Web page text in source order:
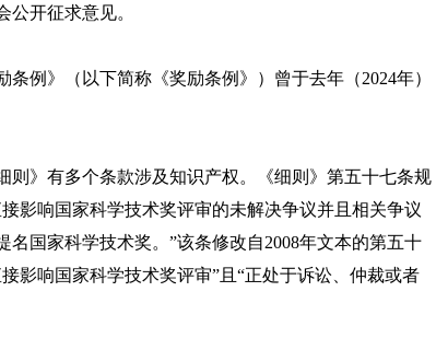
开征求意见。
例》（以下简称《奖励条例》）曾于去年（2024年）
》有多个条款涉及知识产权。《细则》第五十七条规
影响国家科学技术奖评审的未解决争议并且相关争议
国家科学技术奖。”该条修改自2008年文本的第五十
影响国家科学技术奖评审”且“正处于诉讼、仲裁或者